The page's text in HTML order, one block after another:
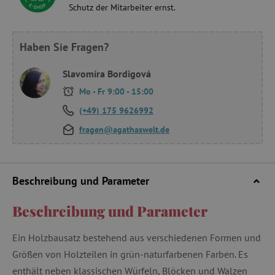
Schutz der Mitarbeiter ernst.
Haben Sie Fragen?
Slavomíra Bordigová
Mo - Fr 9:00 - 15:00
(+49) 175 9626992
fragen@agathaswelt.de
Beschreibung und Parameter
Beschreibung und Parameter
Ein Holzbausatz bestehend aus verschiedenen Formen und
Größen von Holzteilen in grün-naturfarbenen Farben. Es
enthält neben klassischen Würfeln, Blöcken und Walzen